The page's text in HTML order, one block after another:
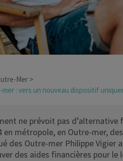
Mer
mer : vers un nouveau dispositif
ne prévoit pas
en métropole, en Outre-mer,
des Outre-mer Philippe Vigier
des aides financières pour le